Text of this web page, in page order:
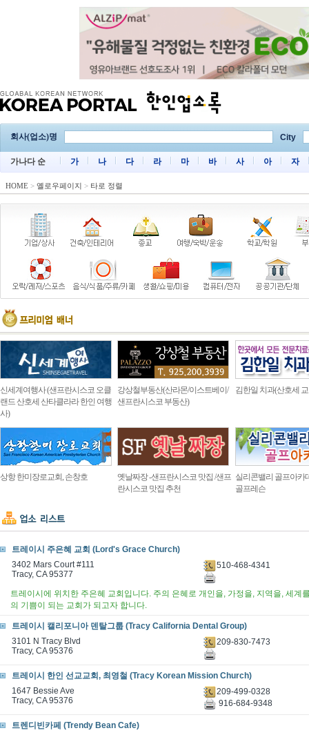
회사(업소)명 City
가나다 순 가 나 다 라 마 바 사 아 자
HOME > 옐로우페이지 > 타로 정렬
신세계여행사 (샌프란시스코 오클
랜드 산호세 산타클라라 한인 여행
사)
강상철부동산(산라몬/이스트베이/
샌프란시스코 부동산)
김한일 치과(산호세
상항 한미장로교회, 손창호
옛날짜장 -샌프란시스코 맛집 /샌프
란시스코 맛집 추천
실리콘밸리 골프아카
골프레슨
트레이시 주은혜 교회 (Lord's Grace Church)
3402 Mars Court #111
Tracy, CA 95377
510-468-4341
트레이시에 위치한 주은혜 교회입니다. 주의 은혜로 개인을, 가정을, 지역을, 세계
의 기쁨이 되는 교회가 되고자 합니다.
트레이시 캘리포니아 덴탈그룹 (Tracy California Dental Group)
3101 N Tracy Blvd
Tracy, CA 95376
209-830-7473
트레이시 한인 선교교회, 최영철 (Tracy Korean Mission Church)
1647 Bessie Ave
Tracy, CA 95376
209-499-0328
916-684-9348
트렌디빈카페 (Trendy Bean Cafe)